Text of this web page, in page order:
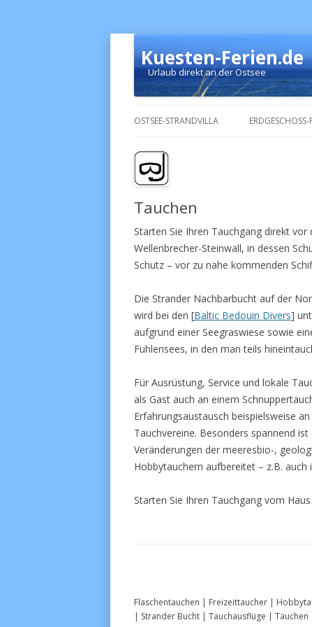
Kuesten-Ferien.de
Urlaub direkt an der Ostsee
OSTSEE-STRANDVILLA ERDGESCHOSS-
Tauchen
Starten Sie Ihren Tauchgang direkt
Wellenbrecher-Steinwall, in dessen
Schutz – vor zu nahe kommenden
Die Strander Nachbarbucht auf der
wird bei den [Baltic Bedouin Divers]
aufgrund einer Seegraswiese sowie
Fuhlensees, in den man teils
Für Ausrüstung, Service und lokale
als Gast auch an einem
Erfahrungsaustausch beispielsweise
Tauchvereine. Besonders spannend ist
Veränderungen der meeresbio-,
Hobbytauchern aufbereitet – z.B. auch
Starten Sie Ihren Tauchgang vom
Flaschentauchen | Freizeittaucher |
| Strander Bucht | Tauchausflüge |